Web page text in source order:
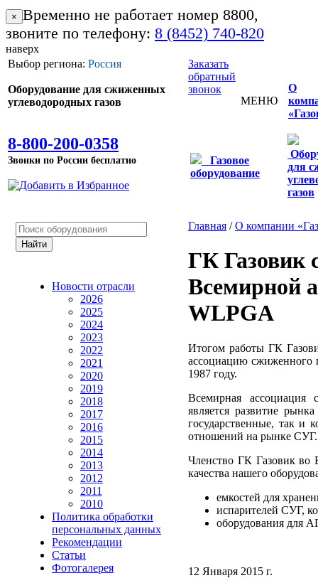
× Временно не работает номер 8800,
звоните по телефону: 8 (8452) 740-820
наверх
Выбор региона: Россия
Оборудование для сжиженных
углеводородных газов
8-800-200-0358
Звонки по России бесплатно
Заказать
обратный
звонок
МЕНЮ
О
Газовое
оборудование
для
газов
Новости отрасли
2026
2025
2024
2023
2022
2021
2020
2019
2018
2017
2016
2015
2014
2013
2012
2011
2010
Политика обработки
персональных данных
Рекомендации
Статьи
Фотогалерея
Главная /О компании
ГК Газовик
Всемирной
WLPGA
Итогом работы ГК
ассоциацию сжиженного
1987 году.
Всемирная ассоциация
является развитие
государственные, так и
отношений на рынке СУГ.
Членство ГК Газовик во
качества нашего
емкостей для
испарителей СУГ,
оборудования для
12 Января 2015 г.